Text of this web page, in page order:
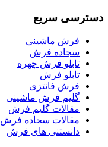
دسترسی سریع
فرش ماشینی
سجاده فرش
تابلو فرش چهره
تابلو فرش
فرش فانتزی
گلیم فرش ماشینی
مقالات گلیم فرش
مقالات سجاده فرش
دانستنی های فرش